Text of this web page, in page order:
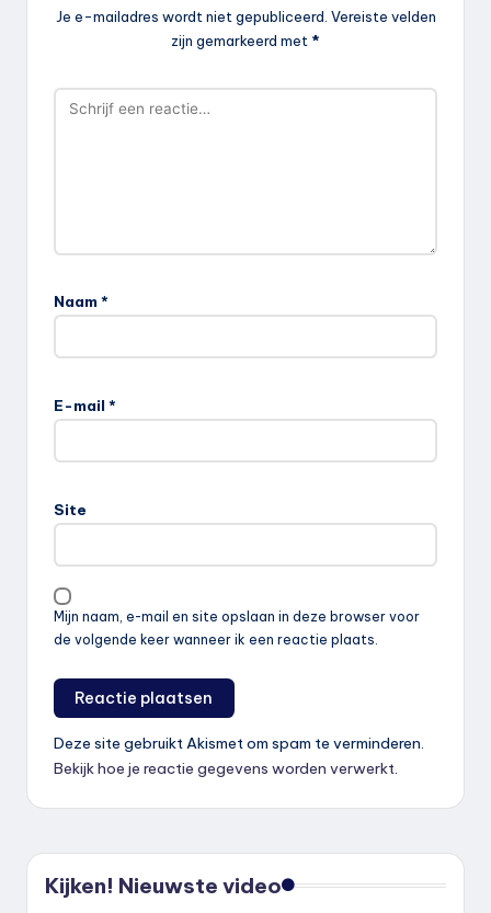
Je e-mailadres wordt niet gepubliceerd. Vereiste velden
zijn gemarkeerd met *
Naam *
E-mail *
Site
Mijn naam, e-mail en site opslaan in deze browser voor
de volgende keer wanneer ik een reactie plaats.
Deze site gebruikt Akismet om spam te verminderen.
Bekijk hoe je reactie gegevens worden verwerkt.
Kijken! Nieuwste video